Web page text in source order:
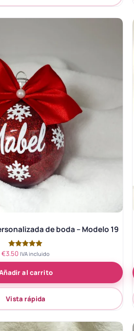
de boda – Modelo 19
Valorado
de 5
€3.50 IVA incluido
al carrito
Vista rápida